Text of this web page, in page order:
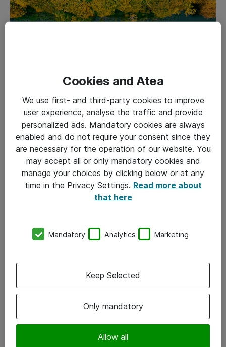
Gribskov Kommune
Gribskov Kommunes digitale
transformation: Nu har vi fingeren på
pulsen
IT-Forsyningen tager et grønt skridt
fremad: Fra forældede datacentre til
Cookies and Atea
We use first- and third-party cookies to improve
user experience, analyse the traffic and provide
personalized ads. Mandatory cookies are always
enabled and do not require your consent since they
are necessary for the operation of our website. You
may accept all or only mandatory cookies and
manage your choices by clicking below or at any
time in the Privacy Settings. Read more about
that here
Mandatory Analytics Marketing
Only mandatory
Allow all
Keep Selected